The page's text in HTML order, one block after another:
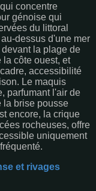
concentre
génoise qui
du littoral
dessus d'une mer
la plage de
côte ouest, et
accessibilité
Le maquis
parfumant l'air de
la brise pousse
encore, la crique
rocheuses, offre
uniquement
et rivages